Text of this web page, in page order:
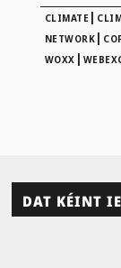
CLIMATE |
NETWORK |
WOXX |
DAT KÉINT